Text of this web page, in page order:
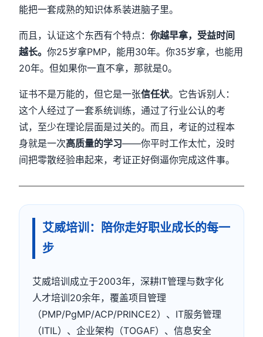
能把一套成熟的知识体系装进脑子里。
而且，认证这个东西有个特点：你越早拿，受益时间
越长。你25岁拿PMP，能用30年。你35岁拿，也能用
20年。但如果你一直不拿，那就是0。
证书不是万能的，但它是一张信任状。它告诉别人：
这个人经过了一套系统训练，通过了行业公认的考
试，至少在理论层面是过关的。而且，考证的过程本
身就是一次高质量的学习——你平时工作太忙，没时
间把零散经验串起来，考证正好倒逼你完成这件事。
艾威培训：陪你走好职业成长的每一
步
艾威培训成立于2003年，深耕IT管理与数字化
人才培训20余年，覆盖项目管理
（PMP/PgMP/ACP/PRINCE2）、IT服务管理
（ITIL）、企业架构（TOGAF）、信息安全